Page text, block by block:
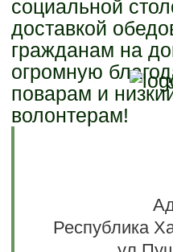
социальной
доставкой
гражданам на
огромную
поварам и
волонтерам!
Республика